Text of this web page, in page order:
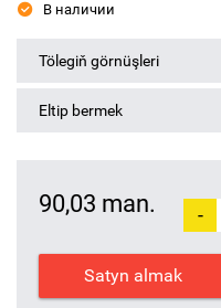
В наличии
Tölegiň görnüşleri
Eltip bermek
90,03 man. -
Satyn almak